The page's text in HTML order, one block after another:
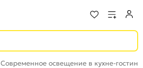
Современное освещение в кухне-